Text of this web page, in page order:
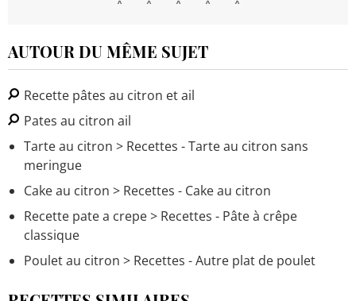
AUTOUR DU MÊME SUJET
Recette pâtes au citron et ail
Pates au citron ail
Tarte au citron > Recettes - Tarte au citron sans
meringue
Cake au citron > Recettes - Cake au citron
Recette pate a crepe> Recettes - Pâte à crêpe
classique
Poulet au citron > Recettes - Autre plat de poulet